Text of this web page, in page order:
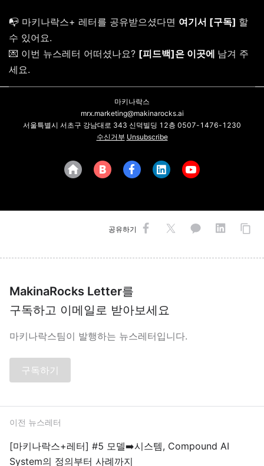
📭 마키나락스+ 레터를 공유받으셨다면 여기서 [구독] 할
수 있어요.
💌 이번 뉴스레터 어떠셨나요? [피드백]은 이곳에 남겨 주
세요.
마키나락스
mrx.marketing@makinarocks.ai
서울특별시 서초구 강남대로 343 신덕빌딩 12층 0507-1476-1230
수신거부 Unsubscribe
공유하기
MakinaRocks Letter를
구독하고 이메일로 받아보세요
마키나락스팀이 발행하는 뉴스레터입니다.
구독하기
이전 뉴스레터
[마키나락스+레터] #5 모델➡️시스템, Compound AI
System의 정의부터 사례까지